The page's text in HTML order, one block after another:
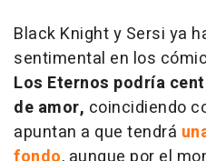
Black Knight y Sersi ya
sentimental en los
Los Eternos podría
de amor, coincidiendo
apuntan a que tendrá